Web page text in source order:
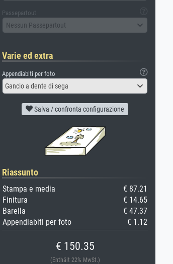
Passepartout
Nessun Passepartout
Varie ed extra
Appendiabiti per foto
Gancio a dente di sega
Salva / confronta configurazione
Riassunto
Stampa e media
€ 87.21
Finitura
€ 14.65
Barella
€ 47.37
Appendiabiti per foto
€ 1.12
€ 150.35
(Enthält 22% MwSt.)